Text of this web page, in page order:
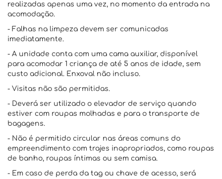
realizadas apenas uma vez, no momento da entrada na
acomodação.
- Falhas na limpeza devem ser comunicadas
imediatamente.
- A unidade conta com uma cama auxiliar, disponível
para acomodar 1 criança de até 5 anos de idade, sem
custo adicional. Enxoval não incluso.
- Visitas não são permitidas.
- Deverá ser utilizado o elevador de serviço quando
estiver com roupas molhadas e para o transporte de
bagagens.
- Não é permitido circular nas áreas comuns do
empreendimento com trajes inapropriados, como roupas
de banho, roupas íntimas ou sem camisa.
- Em caso de perda da tag ou chave de acesso, será